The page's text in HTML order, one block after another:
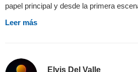
papel principal y desde la primera
Leer más
Elvis Del Valle